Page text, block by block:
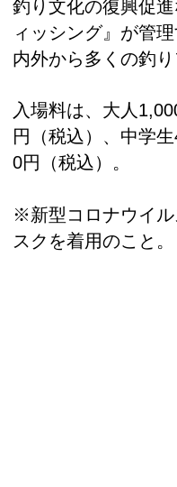
釣り文化の復興促
ィッシング』が管
内外から多くの釣
入場料は、大人
円（税込）、中学
0円（税込）。
※新型コロナウイル
スクを着用のこと。